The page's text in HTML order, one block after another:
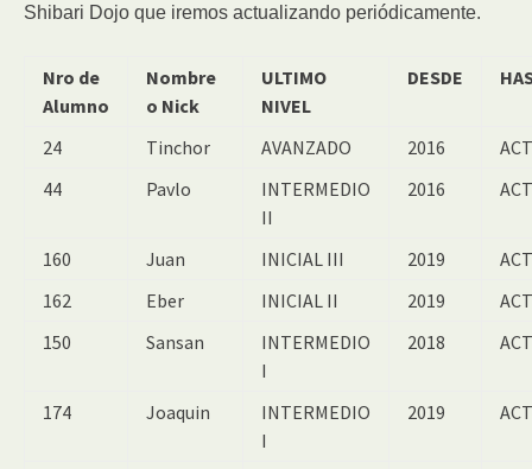
Shibari Dojo que iremos actualizando periódicamente.
Nro de
Alumno
Nombre
o Nick
ULTIMO
NIVEL
DESDE
24 Tinchor AVANZADO 2016
44
Pavlo
INTERMEDIO
II
2016
160 Juan INICIAL III 2019
162
Eber INICIAL II 2019
150
Sansan
INTERMEDIO
I
2018
174 Joaquin
INTERMEDIO
I
2019